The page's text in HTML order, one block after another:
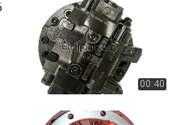
00:40